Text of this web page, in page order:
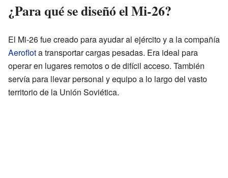
¿Para qué se diseñó el Mi-26?
El Mi-26 fue creado para ayudar al ejército y a la compañía
Aeroflota transportar cargas pesadas. Era ideal para
operar en lugares remotos o de difícil acceso. También
servía para llevar personal y equipo a lo largo del vasto
territorio de la Unión Soviética.